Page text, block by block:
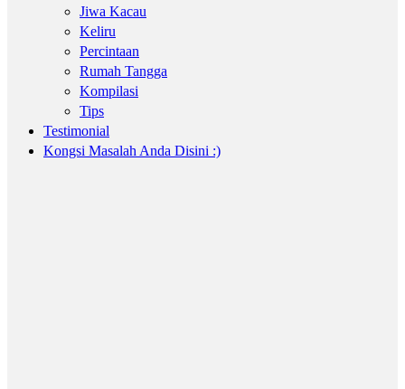
Jiwa Kacau
Keliru
Percintaan
Rumah Tangga
Kompilasi
Tips
Testimonial
Kongsi Masalah Anda Disini :)